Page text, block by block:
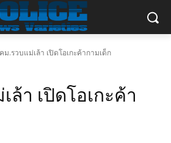
ม.รวบแม่เล้า เปิดโอเกะค้ากามเด็ก
ล้า เปิดโอเกะค้า